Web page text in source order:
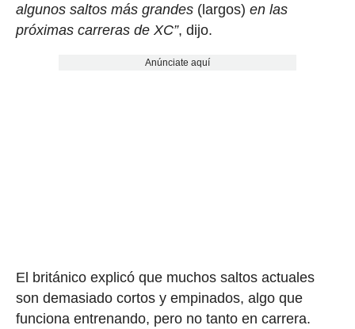
algunos saltos más grandes (largos) en las
próximas carreras de XC”, dijo.
Anúnciate aquí
El británico explicó que muchos saltos actuales
son demasiado cortos y empinados, algo que
funciona entrenando, pero no tanto en carrera.